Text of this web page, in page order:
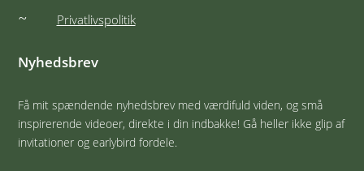
~
Privatlivspolitik
Nyhedsbrev
Få mit spændende nyhedsbrev med værdifuld viden, og små
inspirerende videoer, direkte i din indbakke! Gå heller ikke glip af
invitationer og earlybird fordele.